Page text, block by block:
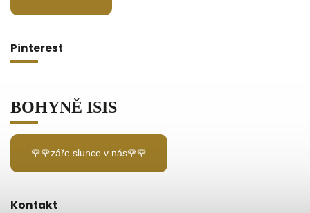
Pinterest
BOHYNĚ ISIS
🌹🌹záře slunce v nás🌹🌹
Kontakt